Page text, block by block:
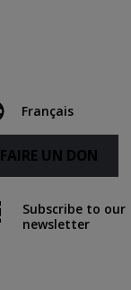
Français
FAIRE UN DON
Subscribe to our
newsletter